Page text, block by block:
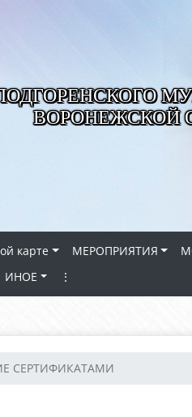
ВОРОНЕЖСКОЙ
карте МЕРОПРИЯТИЯ
ИНОЕ ⋮
СЕРТИФИКАТАМИ